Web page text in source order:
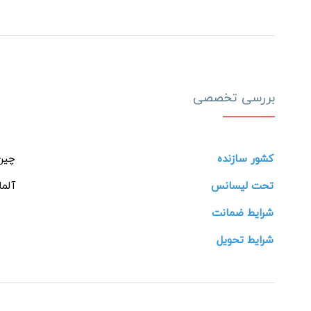
بررسی تخصصی
کشور سازنده
تحت لیسانس
شرایط ضمانت
شرایط تحویل